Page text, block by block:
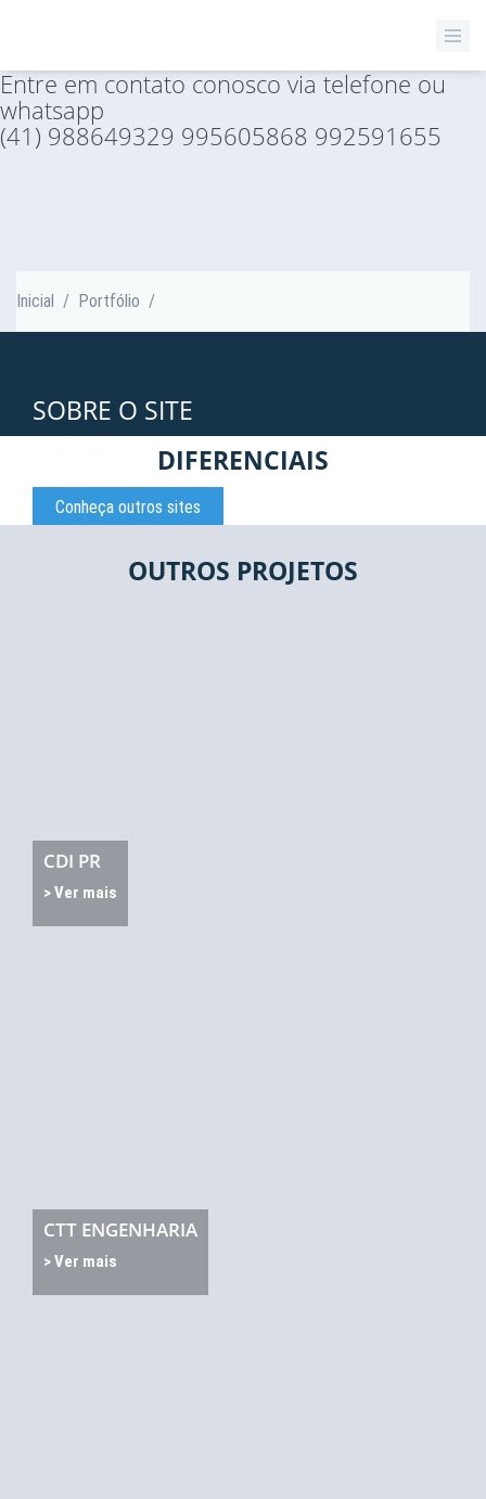
Entre em contato conosco via telefone ou
whatsapp
(41) 988649329 995605868 992591655
Inicial / Portfólio /
SOBRE O SITE
DIFERENCIAIS
Conheça outros sites
OUTROS PROJETOS
CDI PR
> Ver mais
CTT ENGENHARIA
> Ver mais